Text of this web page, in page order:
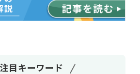
注目キーワード